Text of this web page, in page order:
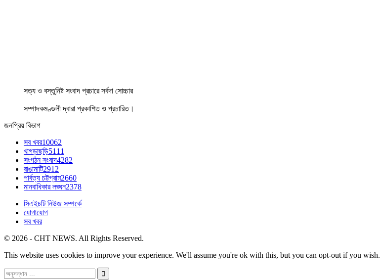
সত্য ও বস্তুনিষ্ট সংবাদ প্রচারে সর্বদা সোচ্চার
সম্পাদকমণ্ডলী দ্বারা প্রকাশিত ও প্রচারিত।
জনপ্রিয় বিভাগ
সব খবর10062
খাগড়াছড়ি5111
সংগঠন সংবাদ4282
রাঙামাটি2912
পার্বত্য চট্টগ্রাম2660
মানবাধিকার লঙ্ঘন2378
সিএইচটি নিউজ সম্পর্কে
যোগাযোগ
সব খবর
© 2026 - CHT NEWS. All Rights Reserved.
This website uses cookies to improve your experience. We'll assume you're ok with this, but you can opt-out if you wish.